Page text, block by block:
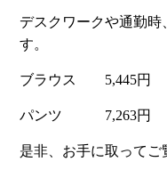
デスクワークや通勤
す。
ブラウス 5,445円
パンツ 7,263円
是非、お手に取ってご